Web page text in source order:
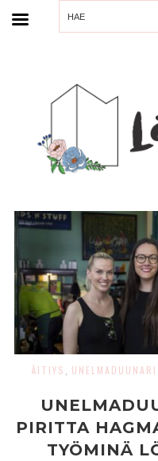
SEARCH
ÄITIYS
PIRITTA
TYÖMINÄ